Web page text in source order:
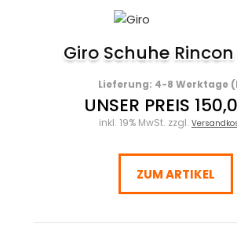
Giro Schuhe
Lieferung: 4-8 Werktage
UNSER PREIS
inkl. 19% MwSt. zzgl.
ZUM ARTIKEL